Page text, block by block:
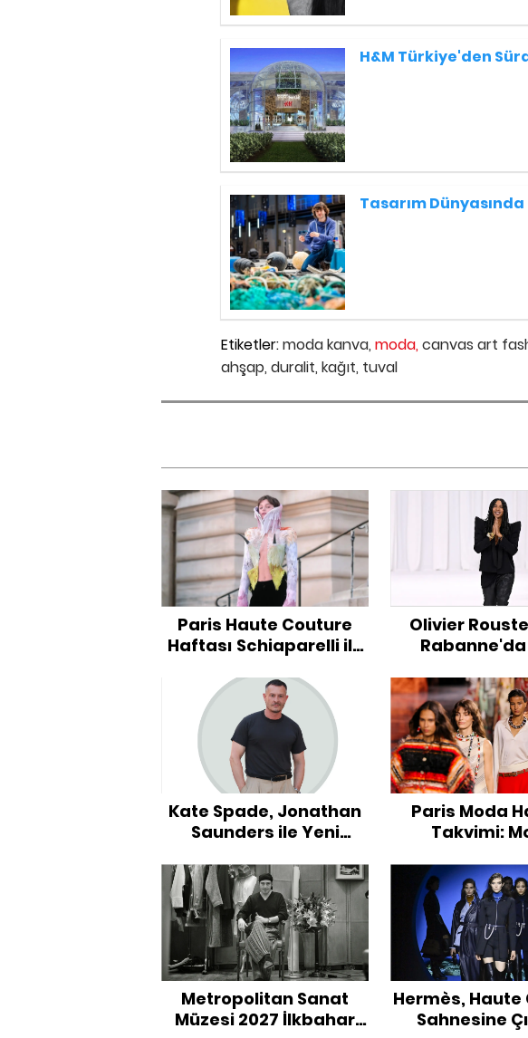
H&M Türkiye'den
Tasarım
Etiketler:moda kanva, moda,canvas art
ahşap, duralit, kağıt, tuval
Paris Haute Couture
Haftası Schiaparelli ile
Olivier
Kate Spade, Jonathan
Saunders ile Yeni
Hazırlanıyor
Paris Moda
Takvimi:
Sezon Hangi
Metropolitan Sanat
Müzesi 2027 İlkbahar
Hermès, Haute
Sahnesine